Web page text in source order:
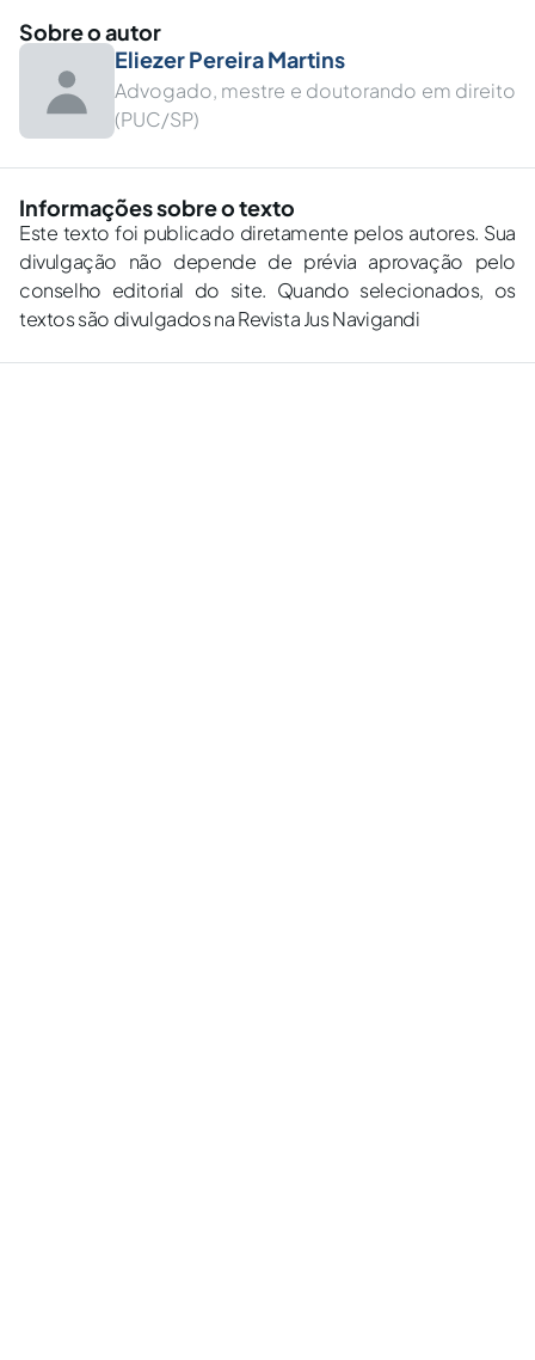
Sobre o autor
Eliezer Pereira Martins
Advogado, mestre e doutorando em direito
(PUC/SP)
Informações sobre o texto
Este texto foi publicado diretamente pelos autores. Sua
divulgação não depende de prévia aprovação pelo
conselho editorial do site. Quando selecionados, os
textos são divulgados na Revista Jus Navigandi